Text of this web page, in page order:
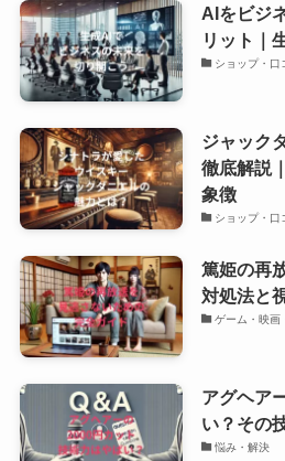
AIをビジ
リット｜
ショップ・口
ジャック
徹底解説
象徴
ショップ・口
篤姫の再
対処法と
ゲーム・映画
アグヘア
い？その
悩み・解決